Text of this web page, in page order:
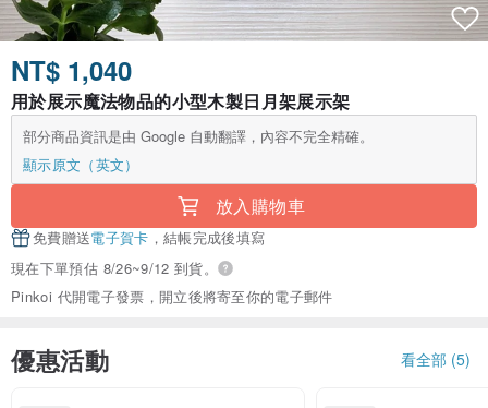
NT$ 1,040
用於展示魔法物品的小型木製日月架展示架
部分商品資訊是由 Google 自動翻譯，內容不完全精確。
顯示原文（英文）
放入購物車
免費贈送電子賀卡 ，結帳完成後填寫
現在下單預估 8/26~9/12 到貨。
Pinkoi 代開電子發票，開立後將寄至你的電子郵件
優惠活動 看全部 (5)